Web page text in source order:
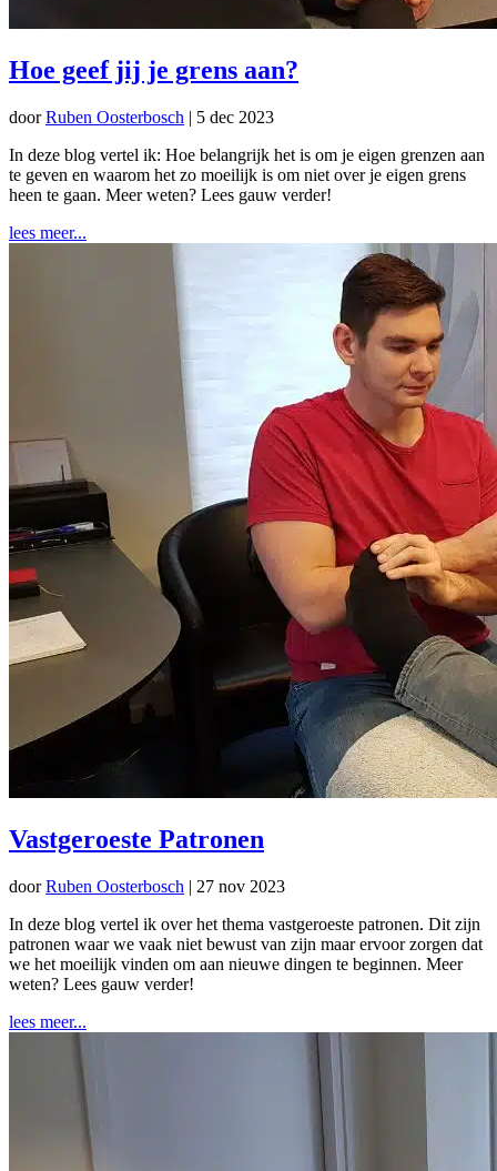
Hoe geef jij je grens aan?
doorRuben Oosterbosch | 5 dec 2023
In deze blog vertel ik: Hoe belangrijk het is om je eigen grenzen aan
te geven en waarom het zo moeilijk is om niet over je eigen grens
heen te gaan. Meer weten? Lees gauw verder!
lees meer...
Vastgeroeste Patronen
doorRuben Oosterbosch | 27 nov 2023
In deze blog vertel ik over het thema vastgeroeste patronen. Dit zijn
patronen waar we vaak niet bewust van zijn maar ervoor zorgen dat
we het moeilijk vinden om aan nieuwe dingen te beginnen. Meer
weten? Lees gauw verder!
lees meer...